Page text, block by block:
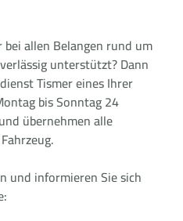
allen Belangen rund um
unterstützt? Dann
Tismer eines Ihrer
bis Sonntag 24
übernehmen alle
und informieren Sie sich